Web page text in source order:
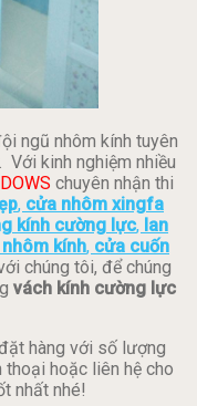
ngũ nhôm kính tuyên
Với kinh nghiệm nhiều
chuyên nhận thi
, cửa nhôm xingfa
kính cường lực, lan
kính, cửa cuốn
chúng tôi, để chúng
vách kính cường lực
hàng với số lượng
hoặc liên hệ cho
nhất nhé!